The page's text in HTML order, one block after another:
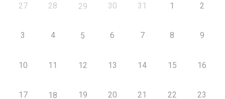
27 28 29 30 31 1 2
3 4 5 6 7 8 9
10 11 12 13 14 15 16
17 18 19 20 21 22 23